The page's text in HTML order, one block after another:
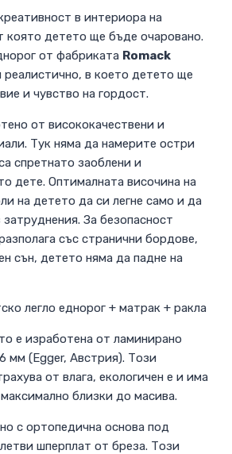
в интериора на
която детето ще бъде очаровано.
от фабриката Romack
реалистично, в което детето ще
и чувство на гордост.
от висококачествени и
Тук няма да намерите остри
спретнато заоблени и
дете. Оптималната височина на
на детето да си легне само и да
затруднения. За безопасност
със странични бордове,
сън, детето няма да падне на
легло еднорог + матрак + ракла
е изработена от ламинирано
мм (Egger, Австрия). Този
от влага, екологичен е и има
близки до масива.
с ортопедична основа под
шперплат от бреза. Този